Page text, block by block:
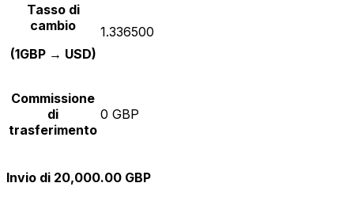
Tasso di
cambio
(1GBP → USD)
1.336500
Commissione
di
trasferimento
0 GBP
Invio di 20,000.00 GBP